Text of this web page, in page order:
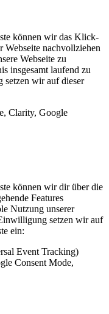
können wir das Klick-
Webseite nachvollziehen
Webseite zu
insgesamt laufend zu
setzen wir auf dieser
Clarity, Google
können wir dir über die
Features
Nutzung unserer
setzen wir auf
ein:
Event Tracking)
Consent Mode,